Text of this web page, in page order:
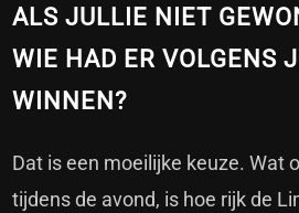
ALS JULLIE NIET
WIE HAD ER VOLGENS
WINNEN?
Dat is een moeilijke keuze. Wat
tijdens de avond, is hoe rijk de